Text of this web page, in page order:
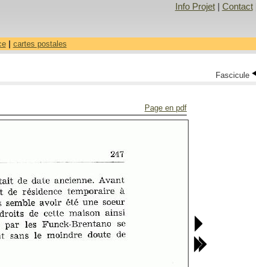
Info Projet| Contact|
| cartes postales
Fascicule
Page en pdf